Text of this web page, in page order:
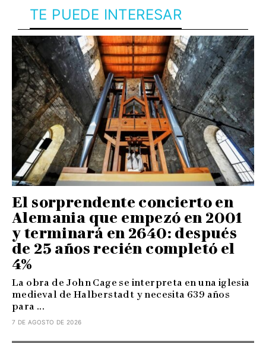
TE PUEDE INTERESAR
El sorprendente concierto en
Alemania que empezó en 2001
y terminará en 2640: después
de 25 años recién completó el
4%
La obra de John Cage se interpreta en una iglesia
medieval de Halberstadt y necesita 639 años
para ...
7 DE AGOSTO DE 2026